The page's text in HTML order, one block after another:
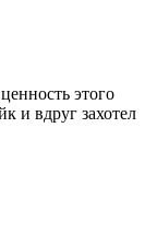
этого
и вдруг захотел